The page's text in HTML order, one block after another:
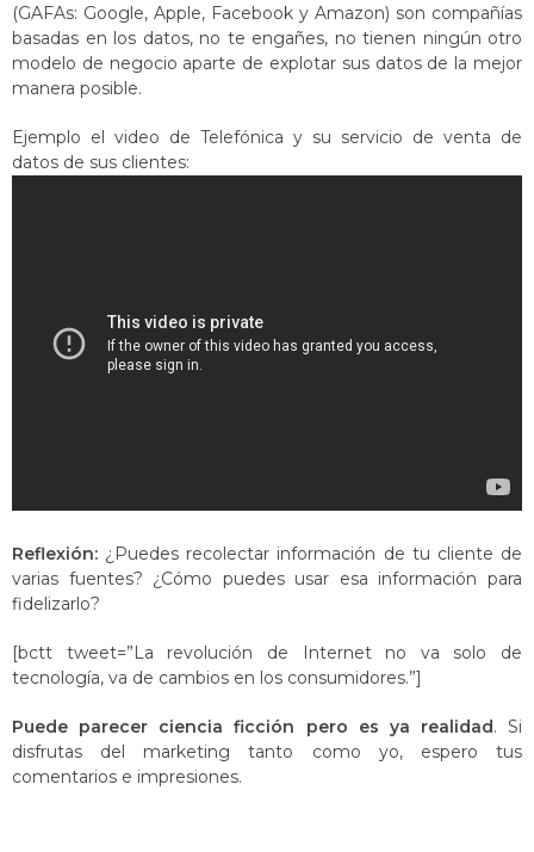
(GAFAs: Google, Apple, Facebook y Amazon) son compañías
basadas en los datos, no te engañes, no tienen ningún otro
modelo de negocio aparte de explotar sus datos de la mejor
manera posible.
Ejemplo el video de Telefónica y su servicio de venta de
datos de sus clientes:
Reflexión: ¿Puedes recolectar información de tu cliente de
varias fuentes? ¿Cómo puedes usar esa información para
fidelizarlo?
[bctt tweet=”La revolución de Internet no va solo de
tecnología, va de cambios en los consumidores.”]
Puede parecer ciencia ficción pero es ya realidad. Si
disfrutas del marketing tanto como yo, espero tus
comentarios e impresiones.